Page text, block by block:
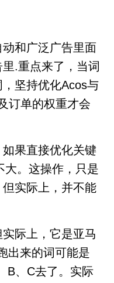
和广泛广告里面
.重点来了，当词
坚持优化Acos与
订单的权重才会
果直接优化关键
大。这操作，只是
实际上，并不能
际上，它是亚马
出来的词可能是
B、C去了。实际